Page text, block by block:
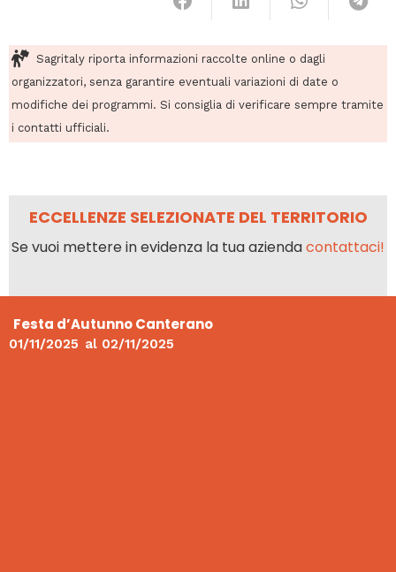
Sagritaly riporta informazioni raccolte online o dagli
organizzatori, senza garantire eventuali variazioni di date o
modifiche dei programmi. Si consiglia di verificare sempre tramite
i contatti ufficiali.
ECCELLENZE SELEZIONATE DEL TERRITORIO
Se vuoi mettere in evidenza la tua aziendacontattaci!
Festa d’Autunno Canterano
01/11/2025 al 02/11/2025